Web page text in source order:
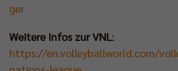
ger
Weitere Infos zur VNL :
https://en.volleyballworld.com/